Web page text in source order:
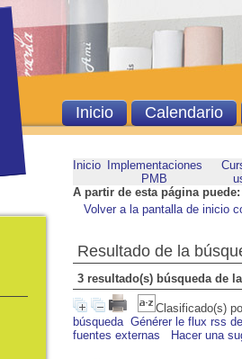
Inicio
Implementaciones
PMB
A partir de esta página puede:
Volver a la pantalla de inicio
Resultado de la
3 resultado(s) búsqueda de
Clasificado(s)
búsqueda Générer le flux rss
fuentes externas
Hacer una
Inicio Calendario